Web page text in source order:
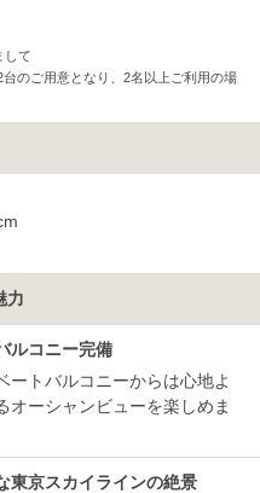
して
のご用意となり、2名以上ご利用の場
力
ルコニー完備
ートバルコニーからは心地よ
オーシャンビューを楽しめま
東京スカイラインの絶景